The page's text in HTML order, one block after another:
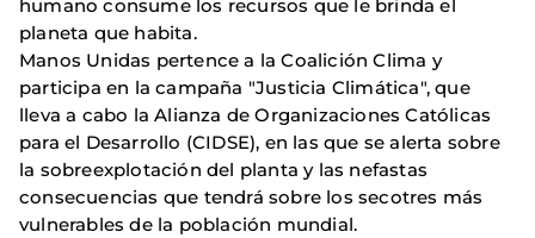
humano consume los recursos que le brinda el
planeta que habita.
Manos Unidas pertence a la Coalición Clima y
participa en la campaña "Justicia Climática", que
lleva a cabo la Alianza de Organizaciones Católicas
para el Desarrollo (CIDSE), en las que se alerta sobre
la sobreexplotación del planta y las nefastas
consecuencias que tendrá sobre los secotres más
vulnerables de la población mundial.